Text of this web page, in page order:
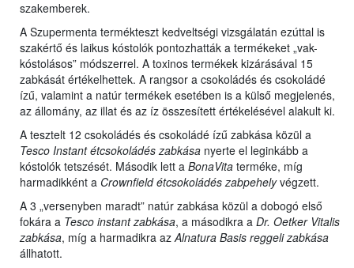
szakemberek.
A Szupermenta termékteszt kedveltségi vizsgálatán ezúttal is
szakértő és laikus kóstolók pontozhatták a termékeket „vak-
kóstolásos” módszerrel. A toxinos termékek kizárásával 15
zabkását értékelhettek. A rangsor a csokoládés és csokoládé
ízű, valamint a natúr termékek esetében is a külső megjelenés,
az állomány, az illat és az íz összesített értékelésével alakult ki.
A tesztelt 12 csokoládés és csokoládé ízű zabkása közül a
Tesco Instant étcsokoládés zabkása nyerte el leginkább a
kóstolók tetszését. Második lett a BonaVita terméke, míg
harmadikként a Crownfield étcsokoládés zabpehelyvégzett.
A 3 „versenyben maradt” natúr zabkása közül a dobogó első
fokára a Tesco instant zabkása, a másodikra a Dr. Oetker Vitalis
zabkása, míg a harmadikra azAlnatura Basis reggeli zabkása
állhatott.